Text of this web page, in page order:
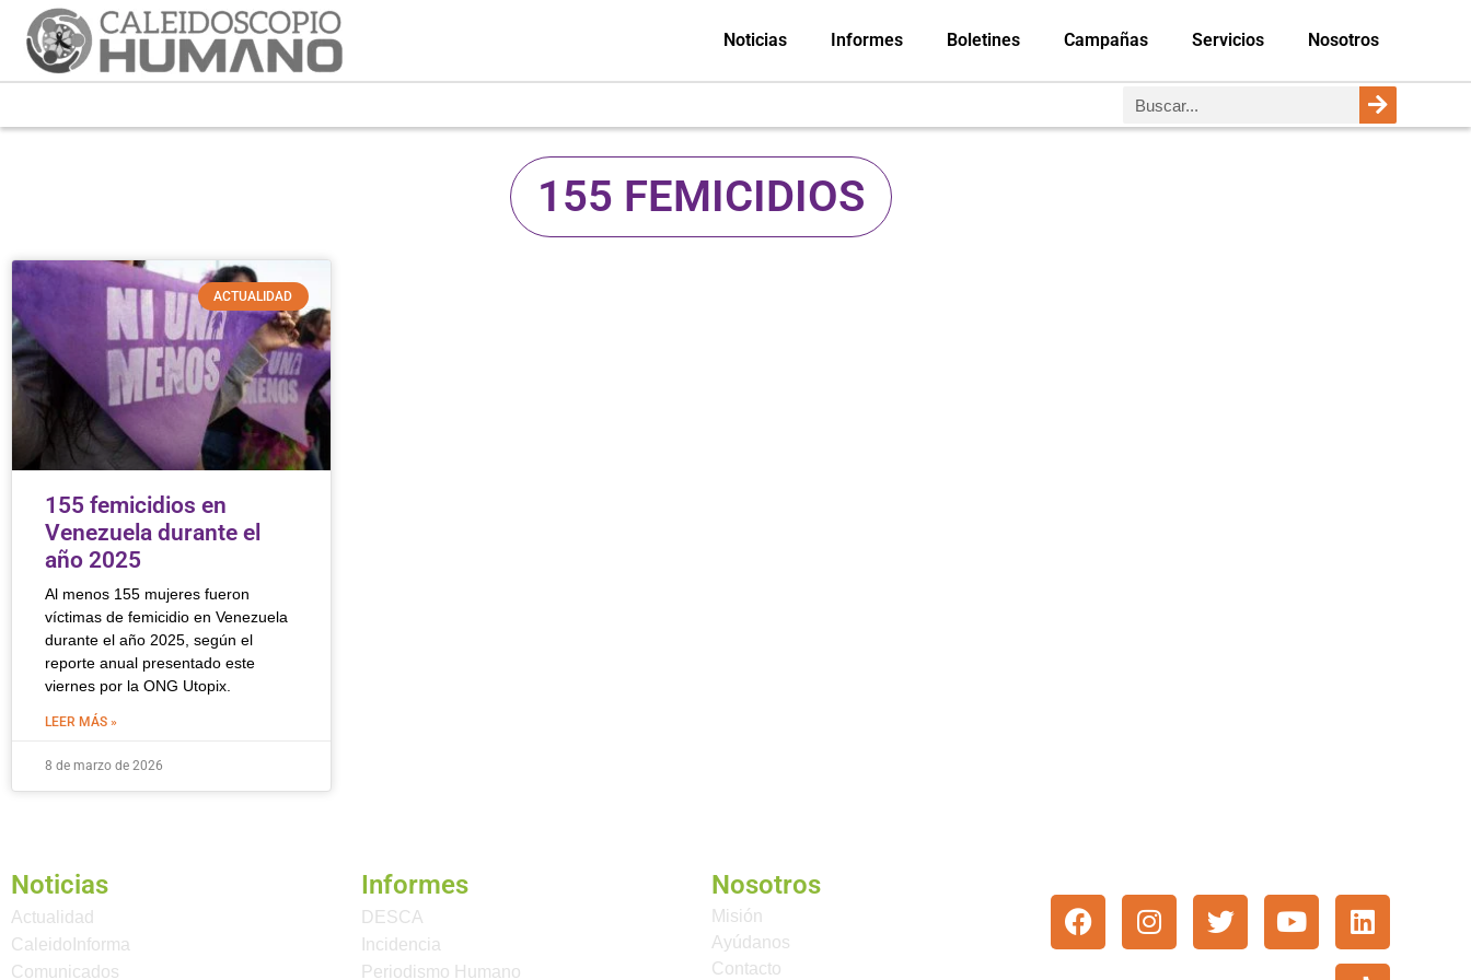
Noticias Informes Boletines Campañas Servicios Nosotros
155 FEMICIDIOS
ACTUALIDAD
155 femicidios en
Venezuela durante el
año 2025
Al menos 155 mujeres fueron
víctimas de femicidio en Venezuela
durante el año 2025, según el
reporte anual presentado este
viernes por la ONG Utopix.
LEER MÁS »
8 de marzo de 2026
Noticias
Actualidad
CaleidoInforma
Comunicados
Informes
DESCA
Incidencia
Periodismo Humano
Nosotros
Misión
Ayúdanos
Contacto